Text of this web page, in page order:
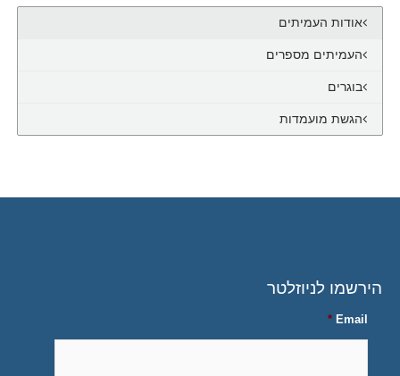
אודות העמיתים
העמיתים מספרים
בוגרים
הגשת מועמדות
הירשמו לניוזלטר
Email
*